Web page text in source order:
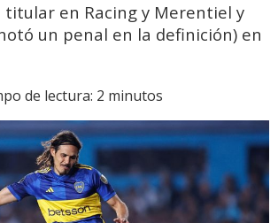
en Racing y Merentiel y
un penal en la definición) en
de lectura: 2 minutos